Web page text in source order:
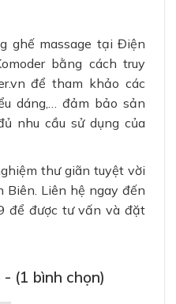
ghế massage tại Điện
bằng cách truy
để tham khảo các
dáng,… đảm bảo sản
nhu cầu sử dụng của
thư giãn tuyệt vời
Biên. Liên hệ ngay đến
để được tư vấn và đặt
- (1 bình chọn)